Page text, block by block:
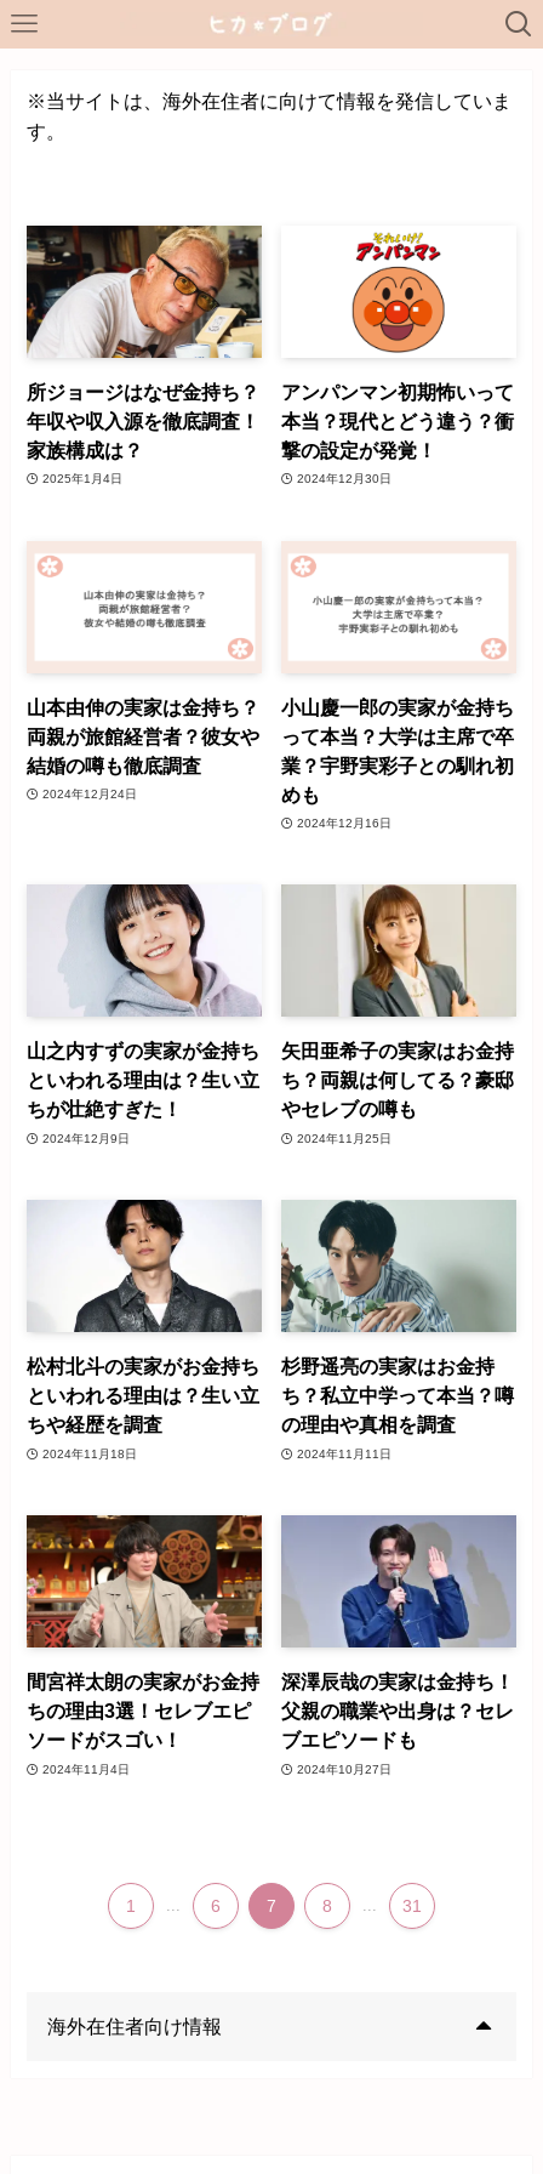
※当サイトは、海外在住者に向けて情報を発信していま
す。
所ジョージはなぜ金持ち？
年収や収入源を徹底調査！
家族構成は？
2025年1月4日
アンパンマン初期怖いって
本当？現代とどう違う？衝
撃の設定が発覚！
2024年12月30日
山本由伸の実家は金持ち？
両親が旅館経営者？彼女や
結婚の噂も徹底調査
2024年12月24日
小山慶一郎の実家が金持ち
って本当？大学は主席で卒
業？宇野実彩子との馴れ初
めも
2024年12月16日
山之内すずの実家が金持ち
といわれる理由は？生い立
ちが壮絶すぎた！
2024年12月9日
矢田亜希子の実家はお金持
ち？両親は何してる？豪邸
やセレブの噂も
2024年11月25日
松村北斗の実家がお金持ち
といわれる理由は？生い立
ちや経歴を調査
2024年11月18日
杉野遥亮の実家はお金持
ち？私立中学って本当？噂
の理由や真相を調査
2024年11月11日
間宮祥太朗の実家がお金持
ちの理由3選！セレブエピ
ソードがスゴい！
2024年11月4日
深澤辰哉の実家は金持ち！
父親の職業や出身は？セレ
ブエピソードも
2024年10月27日
1 6 7 8 31
海外在住者向け情報